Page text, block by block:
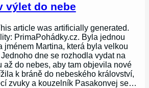
výlet do nebe
article was artificially generated.
PrimaPohádky.cz. Byla jednou
jménem Martina, která byla velkou
dne se rozhodla vydat na
až do nebes, aby tam objevila nové
k bráně do nebeského království,
zvuky a kouzelník Pasakonvej se…